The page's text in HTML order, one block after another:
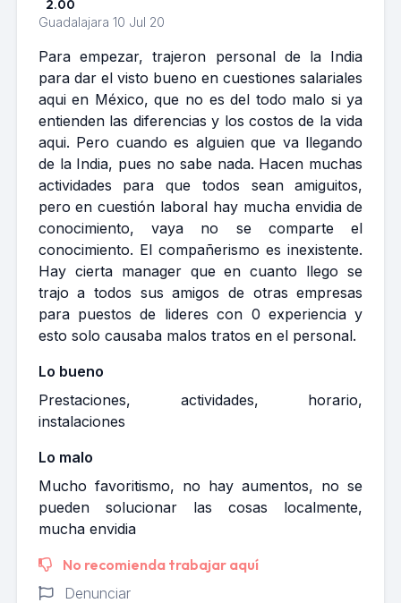
2.00
Guadalajara 10 Jul 20
Para empezar, trajeron personal de la India
para dar el visto bueno en cuestiones salariales
aqui en México, que no es del todo malo si ya
entienden las diferencias y los costos de la vida
aqui. Pero cuando es alguien que va llegando
de la India, pues no sabe nada. Hacen muchas
actividades para que todos sean amiguitos,
pero en cuestión laboral hay mucha envidia de
conocimiento, vaya no se comparte el
conocimiento. El compañerismo es inexistente.
Hay cierta manager que en cuanto llego se
trajo a todos sus amigos de otras empresas
para puestos de lideres con 0 experiencia y
esto solo causaba malos tratos en el personal.
Lo bueno
Prestaciones, actividades, horario,
instalaciones
Lo malo
Mucho favoritismo, no hay aumentos, no se
pueden solucionar las cosas localmente,
mucha envidia
No recomienda trabajar aquí
Denunciar